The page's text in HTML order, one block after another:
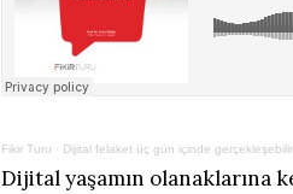
Fikir Turu · Dijital felaket üç gün içinde gerçekleşebilir
Dijital yaşamın olanaklarına